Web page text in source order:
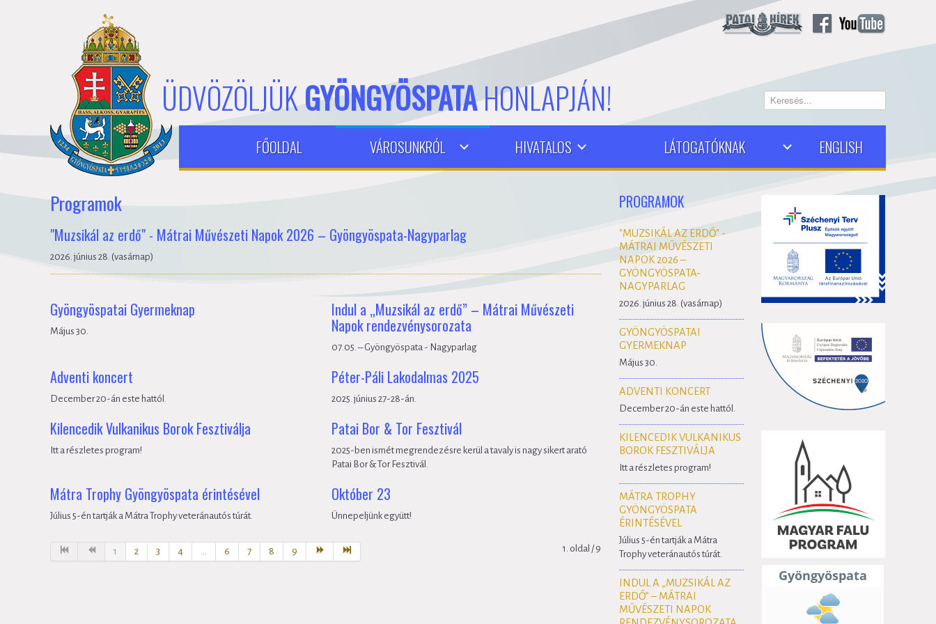
ÜDVÖZÖLJÜKGYÖNGYÖSPATAHONLAPJÁN! Keresés...
FŐOLDAL VÁROSUNKRÓL HIVATALOS LÁTOGATÓKNAK ENGLISH
Programok
"Muzsikál az erdő" - Mátrai Művészeti Napok 2026 – Gyöngyöspata-Nagyparlag
2026. június 28. (vasárnap)
Gyöngyöspatai Gyermeknap
Május 30.
Indul a „Muzsikál az erdő” – Mátrai Művészeti
Napok rendezvénysorozata
07.05. – Gyöngyöspata - Nagyparlag
Adventi koncert
December 20-án este hattól.
Péter-Páli Lakodalmas 2025
2025. június 27-28-án.
Kilencedik Vulkanikus Borok Fesztiválja
Itt a részletes program!
Patai Bor & Tor Fesztivál
2025-ben ismét megrendezésre kerül a tavaly is nagy sikert arató
Patai Bor & Tor Fesztivál.
Mátra Trophy Gyöngyöspata érintésével
Július 5-én tartják a Mátra Trophy veteránautós túrát.
Október 23
Ünnepeljünk együtt!
1. oldal / 9
1 2 3 4 6 7 8 9
PROGRAMOK
"MUZSIKÁL AZ ERDŐ" -
MÁTRAI MŰVÉSZETI
NAPOK 2026 –
GYÖNGYÖSPATA-
NAGYPARLAG
2026. június 28. (vasárnap)
GYÖNGYÖSPATAI
GYERMEKNAP
Május 30.
ADVENTI KONCERT
December 20-án este hattól.
KILENCEDIK VULKANIKUS
BOROK FESZTIVÁLJA
Itt a részletes program!
MÁTRA TROPHY
GYÖNGYÖSPATA
ÉRINTÉSÉVEL
Július 5-én tartják a Mátra
Trophy veteránautós túrát.
INDUL A „MUZSIKÁL AZ
ERDŐ” – MÁTRAI
MŰVÉSZETI NAPOK